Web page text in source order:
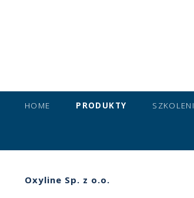
HOME PRODUKTY
Oxyline Sp. z o.o.